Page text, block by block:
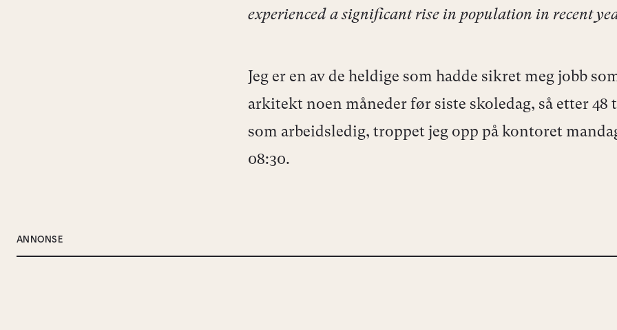
experienced a significant rise in population in recent
Jeg er en av de heldige som hadde sikret meg jobb
arkitekt noen måneder før siste skoledag, så etter 48
som arbeidsledig, troppet jeg opp på kontoret
08:30.
ANNONSE